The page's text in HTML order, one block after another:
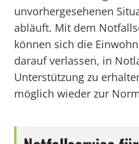
unvorhergesehenen
abläuft. Mit dem
können sich die
darauf verlassen, in
Unterstützung zu
möglich wieder zur